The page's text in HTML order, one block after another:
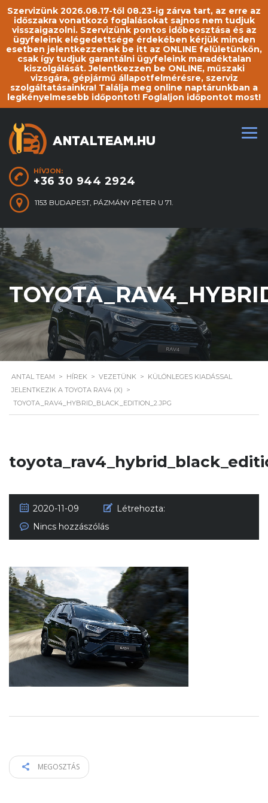
Szervizünk 2026.08.17-től 08.23-ig zárva tart, az erre az
időszakra vonatkozó foglalásokat sajnos nem tudjuk
visszaigazolni. Szervizünk pontos időbeosztása és az
ügyfeleink elégedettsége érdekében kérjük minden
esetben jelentkezzenek be itt az ONLINE felületünkön,
csak így tudjuk garantálni ügyfeleink maradéktalan
kiszolgálását. Jelentkezzen be ONLINE, műszaki
vizsgára, gépjármű állapotfelmérésre, szerviz
szolgáltatásainkra! Találja meg online naptárunkban a
legkényelmesebb időpontot! Foglaljon időpontot most!
HÍVJON:
+36 30 944 2924
1153 BUDAPEST, PÁZMÁNY PÉTER U 71.
ANTAL TEAM > HÍREK > VEZETÜNK > KÜLÖNLEGES KIADÁSSAL
JELENTKEZIK A TOYOTA RAV4 (X) >
TOYOTA_RAV4_HYBRID_BLACK_EDITION_2.JPG
2020-11-09
Létrehozta:
Nincs hozzászólás
MEGOSZTÁS